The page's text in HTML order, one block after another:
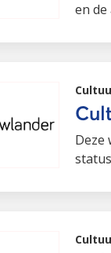
en de
Deze